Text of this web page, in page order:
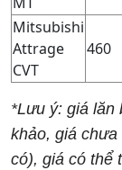
Mitsubishi
Attrage
CVT
460
*Lưu ý: giá lăn
khảo, giá
có), giá có thể